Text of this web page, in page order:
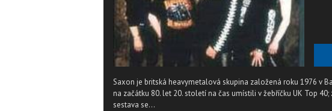
Saxon je britská heavymetalová skupina založená roku 1976 v
na začátku 80. let 20. století na čas umístili v žebříčku UK Top
sestava se...